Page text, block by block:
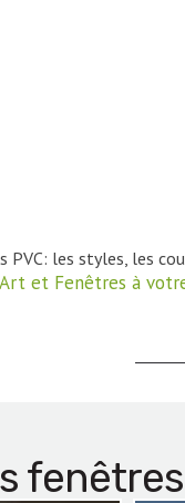
les styles, les
et Fenêtres à
fenêtres